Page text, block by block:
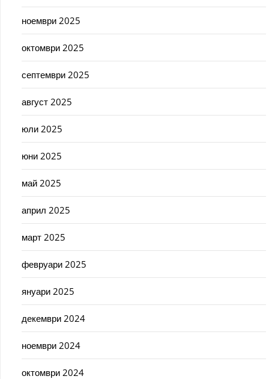
ноември 2025
октомври 2025
септември 2025
август 2025
юли 2025
юни 2025
май 2025
април 2025
март 2025
февруари 2025
януари 2025
декември 2024
ноември 2024
октомври 2024